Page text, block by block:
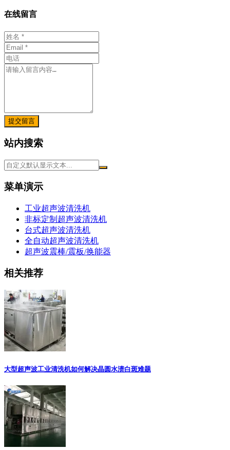
在线留言
提交留言
站内搜索
菜单演示
工业超声波清洗机
非标定制超声波清洗机
台式超声波清洗机
全自动超声波清洗机
超声波震棒/震板/换能器
相关推荐
大型超声波工业清洗机如何解决晶圆水渍白斑难题